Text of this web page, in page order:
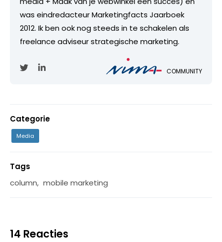
was eindredacteur Marketingfacts Jaarboek
2012. Ik ben ook nog steeds in te schakelen als
freelance adviseur strategische marketing.
COMMUNITY
Categorie
Media
Tags
column, mobile marketing
14 Reacties